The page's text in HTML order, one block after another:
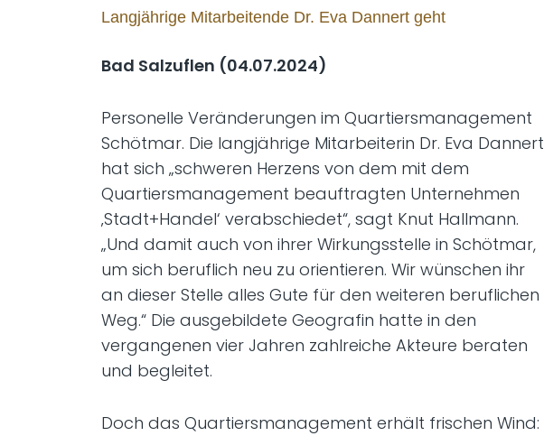
Langjährige Mitarbeitende Dr. Eva Dannert geht
Bad Salzuflen (04.07.2024)
Personelle Veränderungen im Quartiersmanagement
Schötmar. Die langjährige Mitarbeiterin Dr. Eva Dannert
hat sich „schweren Herzens von dem mit dem
Quartiersmanagement beauftragten Unternehmen
‚Stadt+Handel‘ verabschiedet“, sagt Knut Hallmann.
„Und damit auch von ihrer Wirkungsstelle in Schötmar,
um sich beruflich neu zu orientieren. Wir wünschen ihr
an dieser Stelle alles Gute für den weiteren beruflichen
Weg.“ Die ausgebildete Geografin hatte in den
vergangenen vier Jahren zahlreiche Akteure beraten
und begleitet.
Doch das Quartiersmanagement erhält frischen Wind: